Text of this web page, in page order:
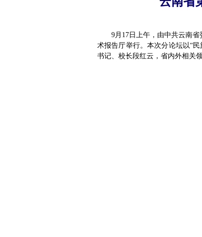
9月17日上午，由中共云南
术报告厅举行。本次分论坛以“
书记、校长段红云，省内外相关